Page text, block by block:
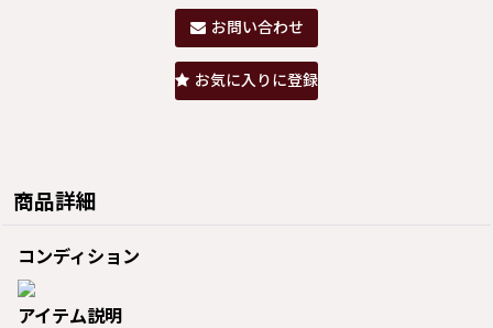
お問い合わせ
お気に入りに登録
商品詳細
コンディション
アイテム説明